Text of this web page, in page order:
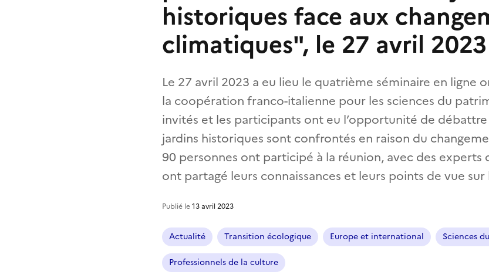
historiques face aux
climatiques", le 27 avril 2023
Le 27 avril 2023 a eu lieu le quatrième séminaire en ligne
la coopération franco-italienne pour les sciences du
invités et les participants ont eu l’opportunité de
jardins historiques sont confrontés en raison du
90 personnes ont participé à la réunion, avec des experts
ont partagé leurs connaissances et leurs points de vue sur
Publié le13 avril 2023
Actualité Transition écologique Europe et international Sciences
Professionnels de la culture